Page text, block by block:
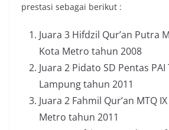
prestasi sebagai berikut :
Juara 3 Hifdzil Qur’an Putra
Kota Metro tahun 2008
Juara 2 Pidato SD Pentas
Lampung tahun 2011
Juara 2 Fahmil Qur’an MTQ
Metro tahun 2011